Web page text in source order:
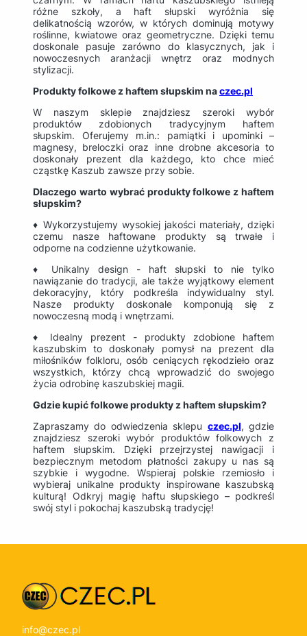
różne szkoły, a haft słupski wyróżnia się
delikatnością wzorów, w których dominują motywy
roślinne, kwiatowe oraz geometryczne. Dzięki temu
doskonale pasuje zarówno do klasycznych, jak i
nowoczesnych aranżacji wnętrz oraz modnych
stylizacji.
Produkty folkowe z haftem słupskim naczec.pl
W naszym sklepie znajdziesz szeroki wybór
produktów zdobionych tradycyjnym haftem
słupskim. Oferujemy m.in.: pamiątki i upominki –
magnesy, breloczki oraz inne drobne akcesoria to
doskonały prezent dla każdego, kto chce mieć
cząstkę Kaszub zawsze przy sobie.
Dlaczego warto wybrać produkty folkowe z haftem
słupskim?
♦ Wykorzystujemy wysokiej jakości materiały, dzięki
czemu nasze haftowane produkty są trwałe i
odporne na codzienne użytkowanie.
♦ Unikalny design - haft słupski to nie tylko
nawiązanie do tradycji, ale także wyjątkowy element
dekoracyjny, który podkreśla indywidualny styl.
Nasze produkty doskonale komponują się z
nowoczesną modą i wnętrzami.
♦ Idealny prezent - produkty zdobione haftem
kaszubskim to doskonały pomysł na prezent dla
miłośników folkloru, osób ceniących rękodzieło oraz
wszystkich, którzy chcą wprowadzić do swojego
życia odrobinę kaszubskiej magii.
Gdzie kupić folkowe produkty z haftem słupskim?
Zapraszamy do odwiedzenia sklepu czec.pl, gdzie
znajdziesz szeroki wybór produktów folkowych z
haftem słupskim. Dzięki przejrzystej nawigacji i
bezpiecznym metodom płatności zakupy u nas są
szybkie i wygodne. Wspieraj polskie rzemiosło i
wybieraj unikalne produkty inspirowane kaszubską
kulturą! Odkryj magię haftu słupskiego – podkreśl
swój styl i pokochaj kaszubską tradycję!
info@czec.pl